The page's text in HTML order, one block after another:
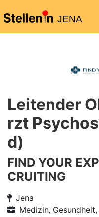
JENA
Leitender
rzt
d)
FIND YOUR
CRUITING
Jena
Medizin,